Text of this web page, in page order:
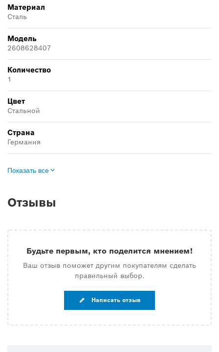
Материал
Сталь
Модель
2608628407
Количество
1
Цвет
Стальной
Страна
Германия
Показать все
Отзывы
Будьте первым, кто поделится мнением!
Ваш отзыв поможет другим покупателям сделать
правильный выбор.
Написать отзыв